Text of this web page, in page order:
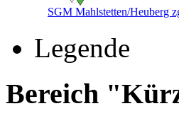
SGM Mahlstetten/​Heuberg
Legende
Bereich